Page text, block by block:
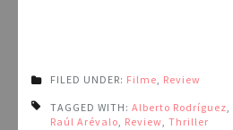
FILED UNDER: Filme, Review
TAGGED WITH: Alberto Rodríguez,
Raúl Arévalo, Review, Thriller